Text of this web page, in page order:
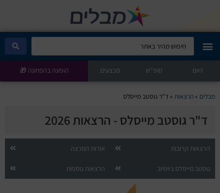
מבלים קלאב
הופעות היום
סטנדאפ
הצגות ילדים
הופעות חיות
היום סופ"ש מבצעים הופעה בהפתעה 🎁
מבלים »הרצאות » ד"ר גוסטב מייסלס
ד"ר גוסטב מייסלס - הרצאות 2026
הרצאות קרובות אודות המרצה
גוסטב מייסלס ביוטיוב הרצאות נוספות